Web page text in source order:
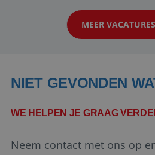
klanten te overtuigen om
boeken! ...
MEER
NIET GEVONDEN
WE HELPEN JE GRAAG
Neem contact met ons op
Google